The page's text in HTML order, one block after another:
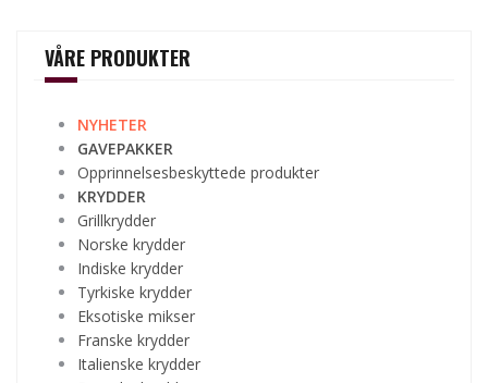
VÅRE PRODUKTER
NYHETER
GAVEPAKKER
Opprinnelsesbeskyttede produkter
KRYDDER
Grillkrydder
Norske krydder
Indiske krydder
Tyrkiske krydder
Eksotiske mikser
Franske krydder
Italienske krydder